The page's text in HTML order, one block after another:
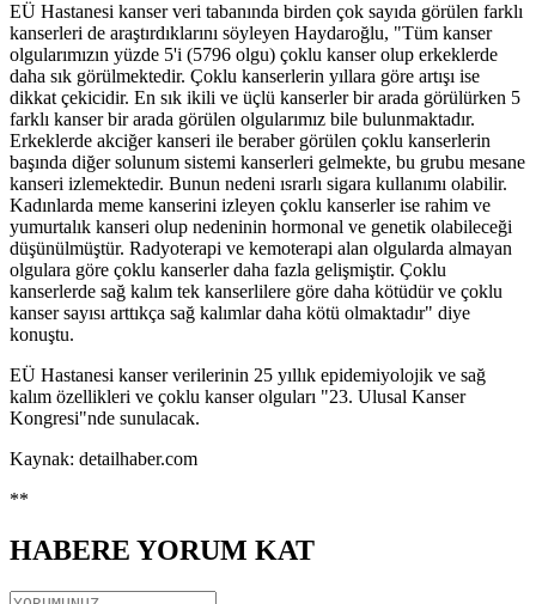
EÜ Hastanesi kanser veri tabanında birden çok sayıda görülen farklı
kanserleri de araştırdıklarını söyleyen Haydaroğlu, "Tüm kanser
olgularımızın yüzde 5'i (5796 olgu) çoklu kanser olup erkeklerde
daha sık görülmektedir. Çoklu kanserlerin yıllara göre artışı ise
dikkat çekicidir. En sık ikili ve üçlü kanserler bir arada görülürken 5
farklı kanser bir arada görülen olgularımız bile bulunmaktadır.
Erkeklerde akciğer kanseri ile beraber görülen çoklu kanserlerin
başında diğer solunum sistemi kanserleri gelmekte, bu grubu mesane
kanseri izlemektedir. Bunun nedeni ısrarlı sigara kullanımı olabilir.
Kadınlarda meme kanserini izleyen çoklu kanserler ise rahim ve
yumurtalık kanseri olup nedeninin hormonal ve genetik olabileceği
düşünülmüştür. Radyoterapi ve kemoterapi alan olgularda almayan
olgulara göre çoklu kanserler daha fazla gelişmiştir. Çoklu
kanserlerde sağ kalım tek kanserlilere göre daha kötüdür ve çoklu
kanser sayısı arttıkça sağ kalımlar daha kötü olmaktadır" diye
konuştu.
EÜ Hastanesi kanser verilerinin 25 yıllık epidemiyolojik ve sağ
kalım özellikleri ve çoklu kanser olguları "23. Ulusal Kanser
Kongresi"nde sunulacak.
Kaynak: detailhaber.com
**
HABERE YORUM KAT